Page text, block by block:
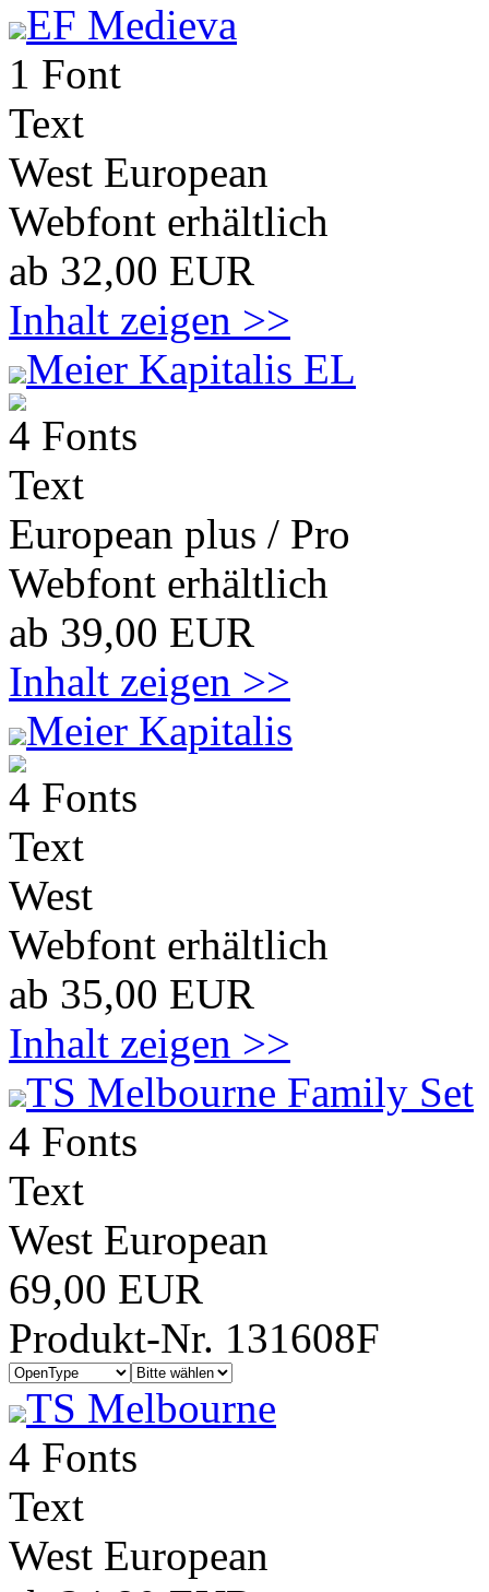
EF Medieva
1 Font
Text
West European
Webfont erhältlich
ab 32,00 EUR
Inhalt zeigen >>
Meier Kapitalis EL
4 Fonts
Text
European plus / Pro
Webfont erhältlich
ab 39,00 EUR
Inhalt zeigen >>
Meier Kapitalis
4 Fonts
Text
West
Webfont erhältlich
ab 35,00 EUR
Inhalt zeigen >>
TS Melbourne Family Set
4 Fonts
Text
West European
69,00 EUR
Produkt-Nr. 131608F
TS Melbourne
4 Fonts
Text
West European